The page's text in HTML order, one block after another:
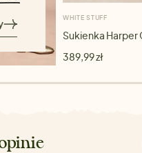
WHITE STUFF
Sukienka Harper
389,99 zł